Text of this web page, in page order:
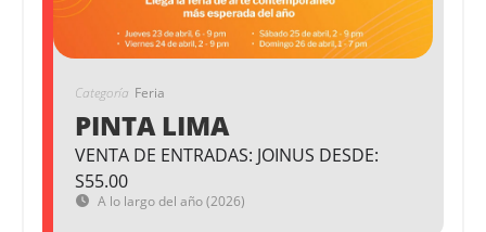
Categoría Feria
PINTA LIMA
VENTA DE ENTRADAS: JOINUS DESDE:
S55.00
A lo largo del año (2026)